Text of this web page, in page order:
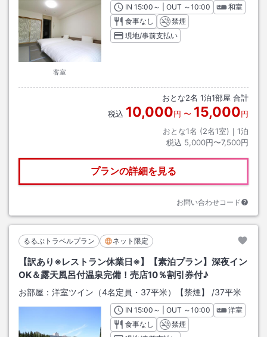
客室
INチェックイン
15:00 ～ | OUT チェックアウト
～10:00
和室
食事なし
禁煙
現地/事前支払い
おとな2名 1泊1部屋 合計
税込 10,000円 〜 15,000円
おとな1名 (2名1室)｜ 1泊
税込 5,000円〜7,500円
プランの詳細を見る
お問い合わせコード
るるぶトラベルプラン ネット限定
【訳あり※レストラン休業日※】【素泊プラン】深夜イン
OK＆露天風呂付温泉完備！売店10％割引券付♪
お部屋： 洋室ツイン（4名定員・37平米）【禁煙】 /37平米
INチェックイン
15:00 ～ | OUT チェックアウト
～10:00
洋室
食事なし
禁煙